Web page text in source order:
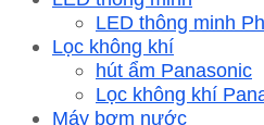
LED thông minh
Lọc không khí
hút ẩm Panasonic
Lọc không khí
Máy bơm nước